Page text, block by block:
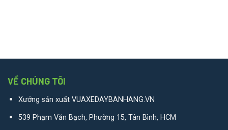
VỀ CHÚNG TÔI
Xưởng sản xuất VUAXEDAYBANHANG.VN
539 Phạm Văn Bạch, Phường 15, Tân Bình, HCM